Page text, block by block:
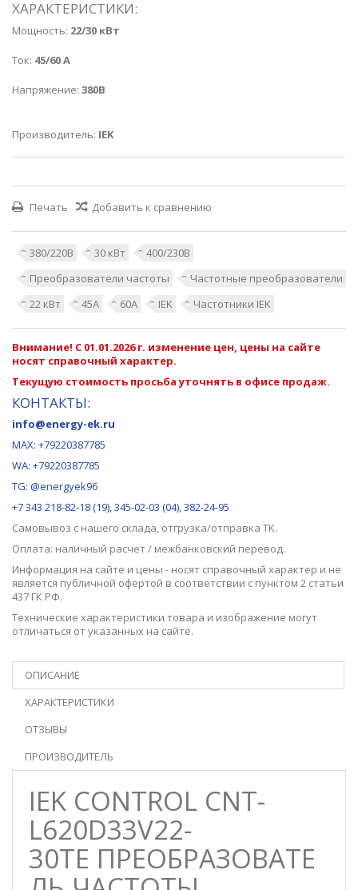
ХАРАКТЕРИСТИКИ:
Мощность: 22/30 кВт
Ток: 45/60 А
Напряжение: 380В
Производитель: IEK
Печать Добавить к сравнению
380/220В 30 кВт
400/230В
Преобразователи частоты
Частотные преобразователи
22 кВт
45А 60А IEK Частотники IEK
Внимание! С 01.01.2026 г. изменение цен, цены на сайте
носят справочный характер.
Текущую стоимость просьба уточнять в офисе продаж.
КОНТАКТЫ:
info@energy-ek.ru
MAX: +79220387785
WA: +79220387785
TG: @energyek96
+7 343 218-82-18 (19), 345-02-03 (04), 382-24-95
Самовывоз с нашего склада, отгрузка/отправка ТК.
Оплата: наличный расчет / межбанковский перевод.
Информация на сайте и цены - носят справочный характер и не
является публичной офертой в соответствии с пунктом 2 статьи
437 ГК РФ.
Технические характеристики товара и изображение могут
отличаться от указанных на сайте.
ОПИСАНИЕ
ХАРАКТЕРИСТИКИ
ОТЗЫВЫ
ПРОИЗВОДИТЕЛЬ
IEK CONTROL CNT-
L620D33V22-
30TE ПРЕОБРАЗОВАТЕ